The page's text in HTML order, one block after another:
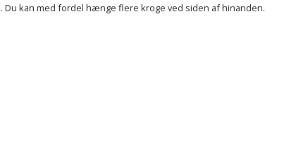
kan med fordel hænge flere kroge ved siden af hinanden.